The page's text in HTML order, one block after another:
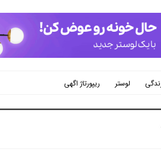
لوستر
ریپورتاژ اگهی